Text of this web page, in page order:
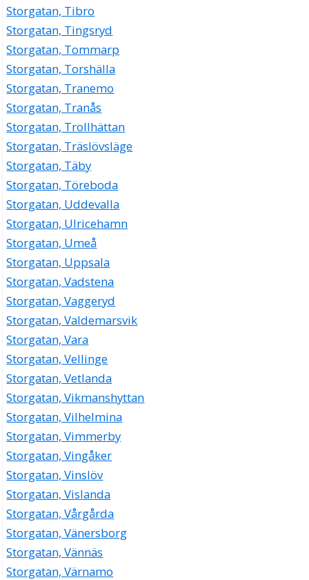
Storgatan, Tibro
Storgatan, Tingsryd
Storgatan, Tommarp
Storgatan, Torshälla
Storgatan, Tranemo
Storgatan, Tranås
Storgatan, Trollhättan
Storgatan, Träslövsläge
Storgatan, Täby
Storgatan, Töreboda
Storgatan, Uddevalla
Storgatan, Ulricehamn
Storgatan, Umeå
Storgatan, Uppsala
Storgatan, Vadstena
Storgatan, Vaggeryd
Storgatan, Valdemarsvik
Storgatan, Vara
Storgatan, Vellinge
Storgatan, Vetlanda
Storgatan, Vikmanshyttan
Storgatan, Vilhelmina
Storgatan, Vimmerby
Storgatan, Vingåker
Storgatan, Vinslöv
Storgatan, Vislanda
Storgatan, Vårgårda
Storgatan, Vänersborg
Storgatan, Vännäs
Storgatan, Värnamo